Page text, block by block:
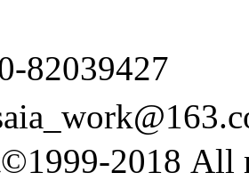
82039427
2018 All